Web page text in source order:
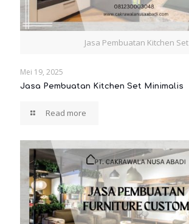
Jasa Pembuatan Kitchen Set
Mei 19, 2025
Jasa Pembuatan Kitchen Set Minimalis
Read more